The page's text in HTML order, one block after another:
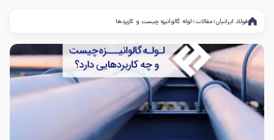
فولاد ایرانیان مقالات لوله گالوانیزه چیست و کاربردها